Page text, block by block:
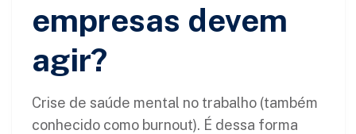
empresas devem
agir?
Crise de saúde mental no trabalho (também
conhecido como burnout). É dessa forma